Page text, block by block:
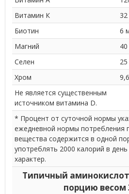
Витамин К
Биотин
6
Магний
Селен
Хром
Не является существенным
источником витамина D.
* Процент от суточной нормы
ежедневной нормы потребления
вещества содержится в одной
употреблять 2000 калорий в
характер.
Типичный
порцию весом